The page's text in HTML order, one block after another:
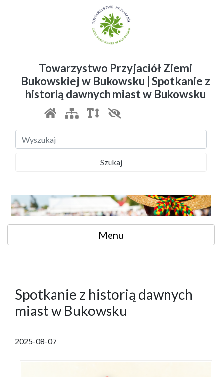
Towarzystwo Przyjaciół Ziemi
Bukowskiej w Bukowsku | Spotkanie z
historią dawnych miast w Bukowsku
Szukaj
Menu
Spotkanie z historią dawnych
miast w Bukowsku
2025-08-07